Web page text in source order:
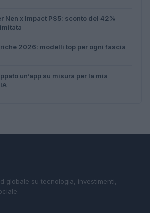
Nen x Impact PS5: sconto del 42%
2026: modelli top per ogni fascia
un’app su misura per la mia
globale su tecnologia, investimenti,